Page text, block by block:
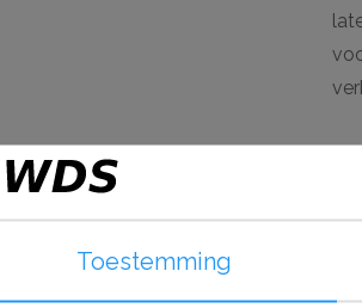
-
-
Toestemming